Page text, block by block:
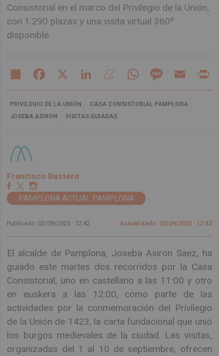
Consistorial en el marco del Privilegio de la Unión,
con 1.290 plazas y una visita virtual 360º
disponible.
Share Facebook LinkedIn MeneameWhatsAppMessageEmail
PRIVILEGIO DE LA UNIÓN
CASA CONSISTORIAL PAMPLONA
JOSEBA ASIRON
VISITAS GUIADAS
Francisco Bastero
PAMPLONA ACTUAL PAMPLONA
Publicado: 02/09/2025 · 12:42 Actualizado: 02/09/2025 · 12:42
El alcalde de Pamplona, Joseba Asiron Saez, ha
guiado este martes dos recorridos por la Casa
Consistorial, uno en castellano a las 11:00 y otro
en euskera a las 12:00, como parte de las
actividades por la conmemoración del Privilegio
de la Unión de 1423, la carta fundacional que unió
los burgos medievales de la ciudad. Las visitas,
organizadas del 1 al 10 de septiembre, ofrecen